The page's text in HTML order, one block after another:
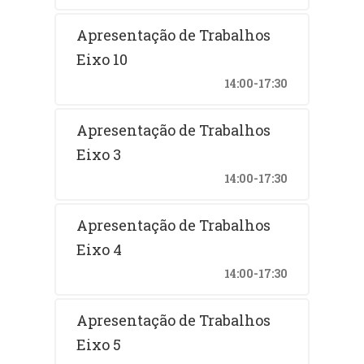
Apresentação de Trabalhos
Eixo 10
14:00-17:30
Apresentação de Trabalhos
Eixo 3
14:00-17:30
Apresentação de Trabalhos
Eixo 4
14:00-17:30
Apresentação de Trabalhos
Eixo 5